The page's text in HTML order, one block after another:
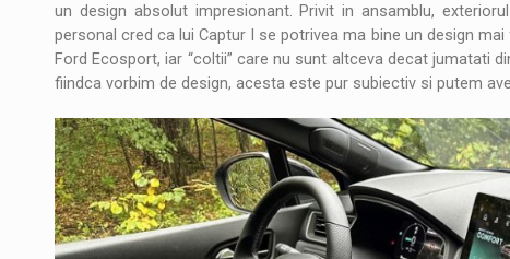
un design absolut impresionant. Privit in ansamblu,
personal cred ca lui Captur I se potrivea ma bine un design
Ford Ecosport, iar “coltii” care nu sunt altceva decat jumatati
fiindca vorbim de design, acesta este pur subiectiv si putem